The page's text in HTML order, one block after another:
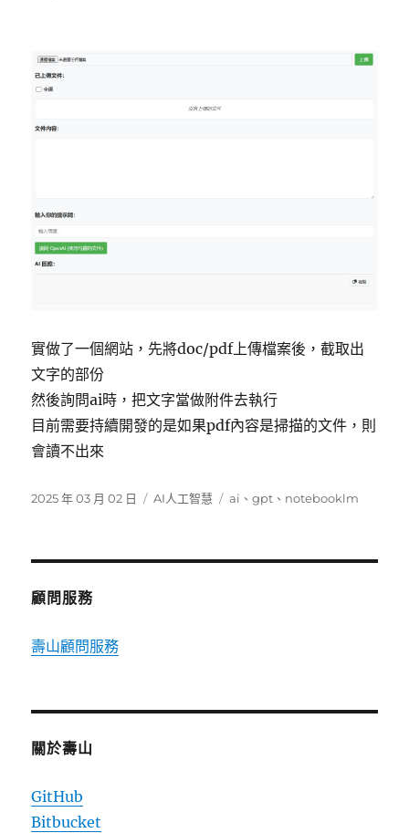
實做了一個網站，先將doc/pdf上傳檔案後，截取出
文字的部份
然後詢問ai時，把文字當做附件去執行
目前需要持續開發的是如果pdf內容是掃描的文件，則
會讀不出來
發
2025 年 03 月 02 日
分
AI人工智慧
標
ai 、gpt 、 notebooklm
顧問服務
壽山顧問服務
關於壽山
GitHub
Bitbucket